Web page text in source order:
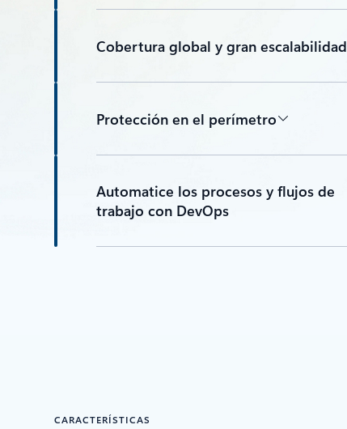
Cobertura global y gran escalabilidad
Protección en el perímetro
Automatice los procesos y flujos de
trabajo con DevOps
CARACTERÍSTICAS